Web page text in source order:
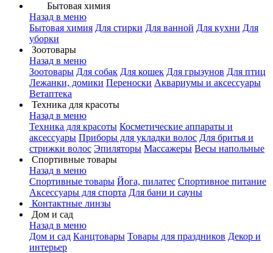
Бытовая химия
Назад в меню
Бытовая химия Для стирки Для ванной Для кухни Для
уборки
Зоотовары
Назад в меню
Зоотовары Для собак Для кошек Для грызунов Для птиц
Лежанки, домики Переноски Аквариумы и аксессуары
Ветаптека
Техника для красоты
Назад в меню
Техника для красоты Косметические аппараты и
аксессуары Приборы для укладки волос Для бритья и
стрижки волос Эпиляторы Массажеры Весы напольные
Спортивные товары
Назад в меню
Спортивные товары Йога, пилатес Спортивное питание
Аксессуары для спорта Для бани и сауны
Контактные линзы
Дом и сад
Назад в меню
Дом и сад Канцтовары Товары для праздников Декор и
интерьер